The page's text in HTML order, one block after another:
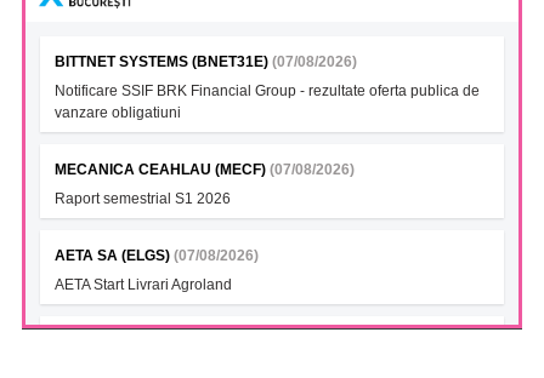
BITTNET SYSTEMS (BNET31E) (07/08/2026)
Notificare SSIF BRK Financial Group - rezultate oferta publica de
vanzare obligatiuni
MECANICA CEAHLAU (MECF) (07/08/2026)
Raport semestrial S1 2026
AETA SA (ELGS) (07/08/2026)
AETA Start Livrari Agroland